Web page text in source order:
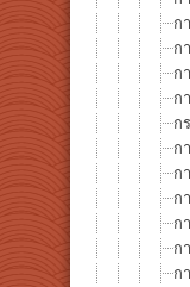
ก
ก
ก
ก
ก
ก
ก
ก
ก
ก
ก